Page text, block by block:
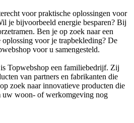
voor praktische oplossingen voor
je bijvoorbeeld energie besparen? Bij
Ben je op zoek naar een
voor je trapbekleding? De
voor u samengesteld.
Topwebshop een familiebedrijf. Zij
van partners en fabrikanten die
zoek naar innovatieve producten die
uw woon- of werkomgeving nog